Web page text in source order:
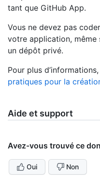
tant que GitHub App.
Vous ne devez pas
votre application,
un dépôt privé.
Pour plus
pratiques pour la
Aide et support
Avez-vous trouvé ce
Oui Non